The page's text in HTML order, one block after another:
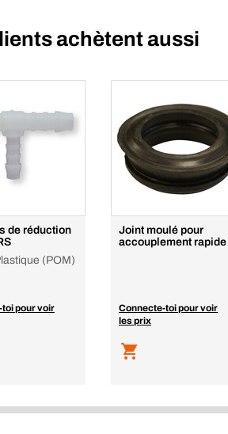
achètent aussi
de réduction
(POM)
pour voir
Joint moulé pour
accouplement rapide
Connecte-toi pour voir
les prix